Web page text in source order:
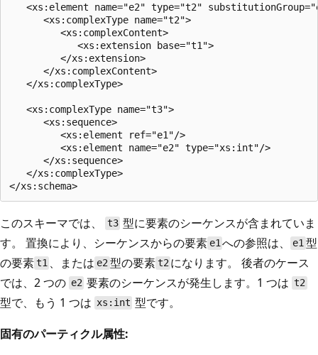
<xs:element name="e2" type="t2"
      <xs:complexType name="t2">
         <xs:complexContent>
            <xs:extension base="t1">
         </xs:extension>
      </xs:complexContent>
   </xs:complexType>
   <xs:complexType name="t3">
      <xs:sequence>
         <xs:element ref="e1"/>
         <xs:element name="e2" type="xs:int"/>
      </xs:sequence>
   </xs:complexType>
このスキーマでは、 t3 型に要素のシーケンスが含まれていま
す。 置換により、シーケンスからの要素 e1への参照は、 e1型
の要素t1 、または e2型の要素t2 になります。 後者のケース
では、2 つの e2 要素のシーケンスが発生します。1 つはt2
型で、もう 1 つは xs:int 型です。
固有のパーティクル属性: